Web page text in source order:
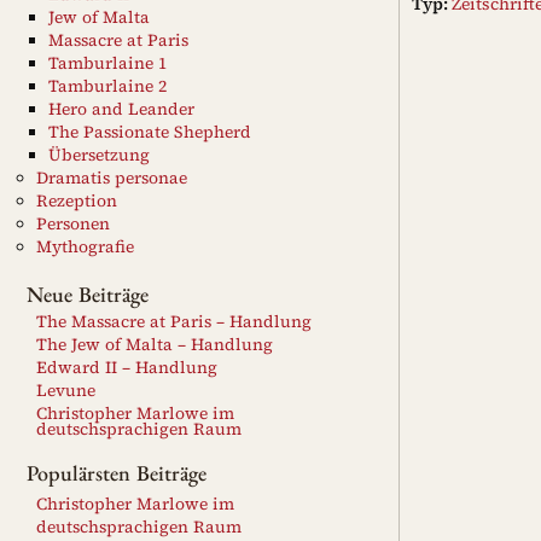
Jew of Malta
Massacre at Paris
Tamburlaine 1
Tamburlaine 2
Hero and Leander
The Passionate Shepherd
Übersetzung
Dramatis personae
Rezeption
Personen
Mythografie
Neue Beiträge
The Massacre at Paris – Handlung
The Jew of Malta – Handlung
Edward II – Handlung
Levune
Christopher Marlowe im
deutschsprachigen Raum
Populärsten Beiträge
Christopher Marlowe im
deutschsprachigen Raum